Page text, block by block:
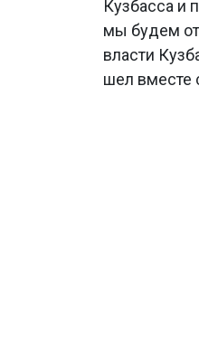
Кузбасса и
мы будем
власти
шел вместе